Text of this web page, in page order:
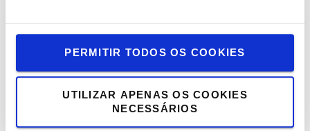
PERMITIR TODOS OS COOKIES
UTILIZAR APENAS OS COOKIES
NECESSÁRIOS
de Produção Toyota (TPS).
Sobre a EcoVadis
EcoVadis é o fornecedor mais confiável a nível mundial,
em termos de classificações de
sustentabilidade nos negócios, inteligência e
ferramentas de melhoria de desempenho